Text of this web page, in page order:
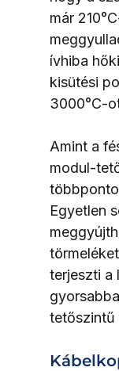
már
ívhiba
kisütési
3000°C-
Amint a
modul-
Egyetlen
terjeszti a
tetőszintű